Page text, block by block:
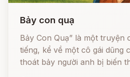
Bảy con quạ
Bảy Con Quạ” là một truyện
tiếng, kể về một cô gái dũng
thoát bảy người anh bị biến